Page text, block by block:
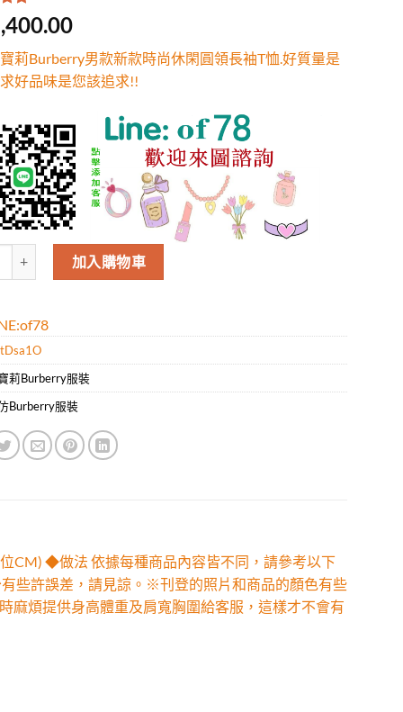
/
位
莉Burberry男款新款時尚休閑圓領長袖T恤.好質量是
好品味是您該追求!!
莉Burberry男款新款時尚休閑圓領長袖T恤.好質量是您的需求好品味是
加入購物車
莉Burberry服裝
Burberry服裝
CM) ◆做法 依據每種商品內容皆不同，請參考以下
些許誤差，請見諒。※刊登的照片和商品的顏色有些
煩提供身高體重及肩寬胸圍給客服，這樣才不會有